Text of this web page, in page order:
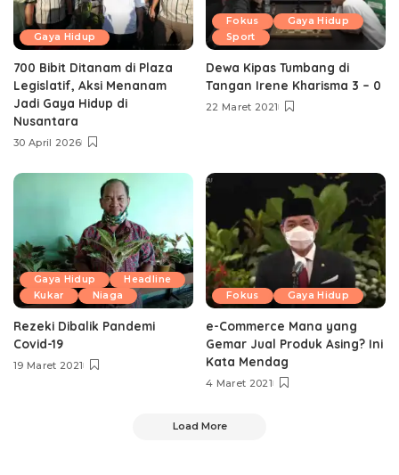
Gaya Hidup
700 Bibit Ditanam di Plaza
Legislatif, Aksi Menanam
Jadi Gaya Hidup di
Nusantara
30 April 2026
Fokus
Gaya Hidup
Sport
Dewa Kipas Tumbang di
Tangan Irene Kharisma 3 – 0
22 Maret 2021
Gaya Hidup
Headline
Kukar
Niaga
Rezeki Dibalik Pandemi
Covid-19
19 Maret 2021
Fokus Gaya Hidup
e-Commerce Mana yang
Gemar Jual Produk Asing? Ini
Kata Mendag
4 Maret 2021
Load More